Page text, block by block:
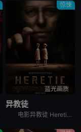
惊悚
蓝光画质
异教徒
电影异教徒 Heretic讲述了两名女传教士被引诱到一个古怪危险的男人家里，试图改变他的信仰，开启了一场猫捉老鼠的游戏。